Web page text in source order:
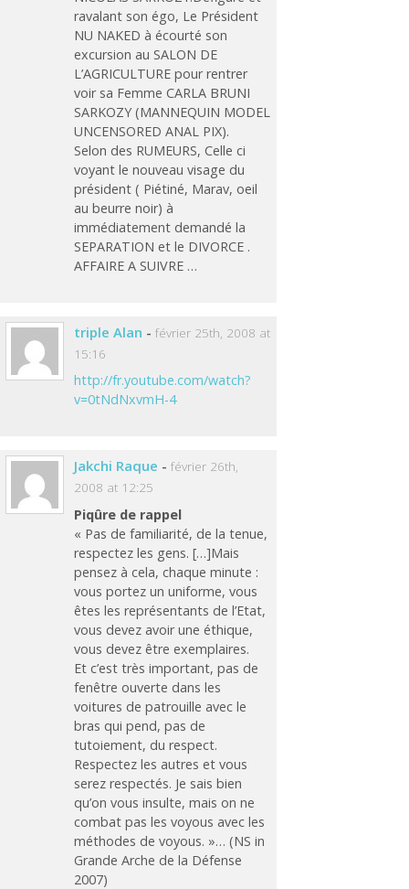
ravalant son égo, Le Président
NU NAKED à écourté son
excursion au SALON DE
L’AGRICULTURE pour rentrer
voir sa Femme CARLA BRUNI
SARKOZY (MANNEQUIN MODEL
UNCENSORED ANAL PIX).
Selon des RUMEURS, Celle ci
voyant le nouveau visage du
président ( Piétiné, Marav, oeil
au beurre noir) à
immédiatement demandé la
SEPARATION et le DIVORCE .
AFFAIRE A SUIVRE …
triple Alan - février 25th, 2008 at
15:16
http://fr.youtube.com/watch?
v=0tNdNxvmH-4
Jakchi Raque - février 26th,
2008 at 12:25
Piqûre de rappel
« Pas de familiarité, de la tenue,
respectez les gens. […]Mais
pensez à cela, chaque minute :
vous portez un uniforme, vous
êtes les représentants de l’Etat,
vous devez avoir une éthique,
vous devez être exemplaires.
Et c’est très important, pas de
fenêtre ouverte dans les
voitures de patrouille avec le
bras qui pend, pas de
tutoiement, du respect.
Respectez les autres et vous
serez respectés. Je sais bien
qu’on vous insulte, mais on ne
combat pas les voyous avec les
méthodes de voyous. »… (NS in
Grande Arche de la Défense
2007)